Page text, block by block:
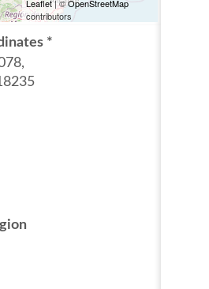
Leaflet| ©OpenStreetMap
contributors
*